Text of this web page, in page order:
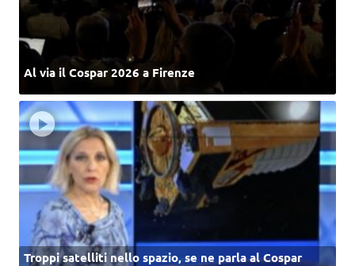
Al via il Cospar 2026 a Firenze
Troppi satelliti nello spazio, se ne parla al Cospar